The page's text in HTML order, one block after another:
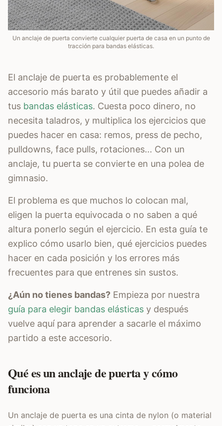
Un anclaje de puerta convierte cualquier puerta de casa en un punto de
tracción para bandas elásticas.
El anclaje de puerta es probablemente el
accesorio más barato y útil que puedes añadir a
tus bandas elásticas. Cuesta poco dinero, no
necesita taladros, y multiplica los ejercicios que
puedes hacer en casa: remos, press de pecho,
pulldowns, face pulls, rotaciones... Con un
anclaje, tu puerta se convierte en una polea de
gimnasio.
El problema es que muchos lo colocan mal,
eligen la puerta equivocada o no saben a qué
altura ponerlo según el ejercicio. En esta guía te
explico cómo usarlo bien, qué ejercicios puedes
hacer en cada posición y los errores más
frecuentes para que entrenes sin sustos.
¿Aún no tienes bandas? Empieza por nuestra
guía para elegir bandas elásticas y después
vuelve aquí para aprender a sacarle el máximo
partido a este accesorio.
Qué es un anclaje de puerta y cómo
funciona
Un anclaje de puerta es una cinta de nylon (o material